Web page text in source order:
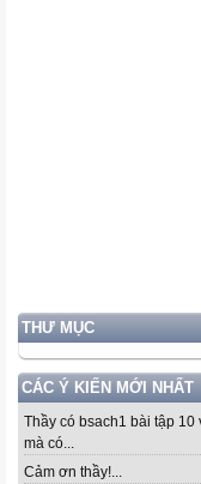
THƯ MỤC
CÁC Ý KIẾN MỚI NHẤT
Thầy có bsach1 bài tập 10
mà có...
Cảm ơn thầy!...